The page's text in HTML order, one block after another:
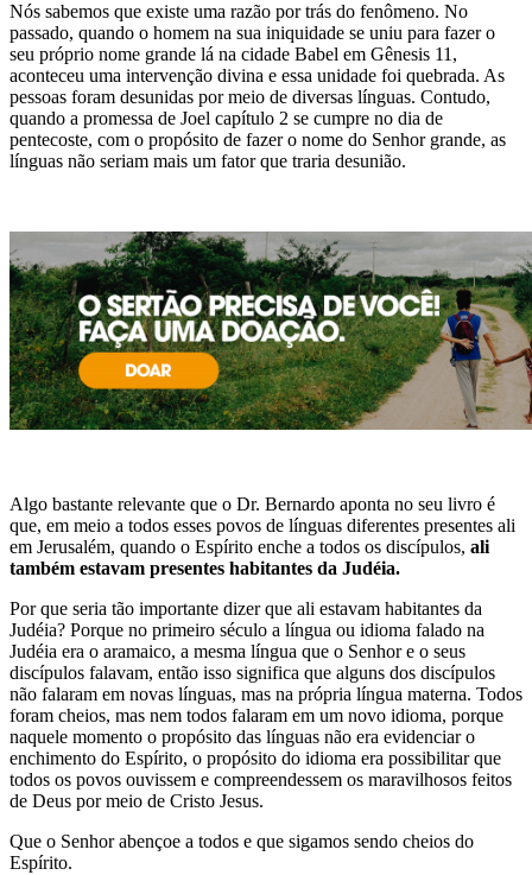
Nós sabemos que existe uma razão por trás do fenômeno. No
passado, quando o homem na sua iniquidade se uniu para fazer o
seu próprio nome grande lá na cidade Babel em Gênesis 11,
aconteceu uma intervenção divina e essa unidade foi quebrada. As
pessoas foram desunidas por meio de diversas línguas. Contudo,
quando a promessa de Joel capítulo 2 se cumpre no dia de
pentecoste, com o propósito de fazer o nome do Senhor grande, as
línguas não seriam mais um fator que traria desunião.
Algo bastante relevante que o Dr. Bernardo aponta no seu livro é
que, em meio a todos esses povos de línguas diferentes presentes ali
em Jerusalém, quando o Espírito enche a todos os discípulos, ali
também estavam presentes habitantes da Judéia.
Por que seria tão importante dizer que ali estavam habitantes da
Judéia? Porque no primeiro século a língua ou idioma falado na
Judéia era o aramaico, a mesma língua que o Senhor e o seus
discípulos falavam, então isso significa que alguns dos discípulos
não falaram em novas línguas, mas na própria língua materna. Todos
foram cheios, mas nem todos falaram em um novo idioma, porque
naquele momento o propósito das línguas não era evidenciar o
enchimento do Espírito, o propósito do idioma era possibilitar que
todos os povos ouvissem e compreendessem os maravilhosos feitos
de Deus por meio de Cristo Jesus.
Que o Senhor abençoe a todos e que sigamos sendo cheios do
Espírito.